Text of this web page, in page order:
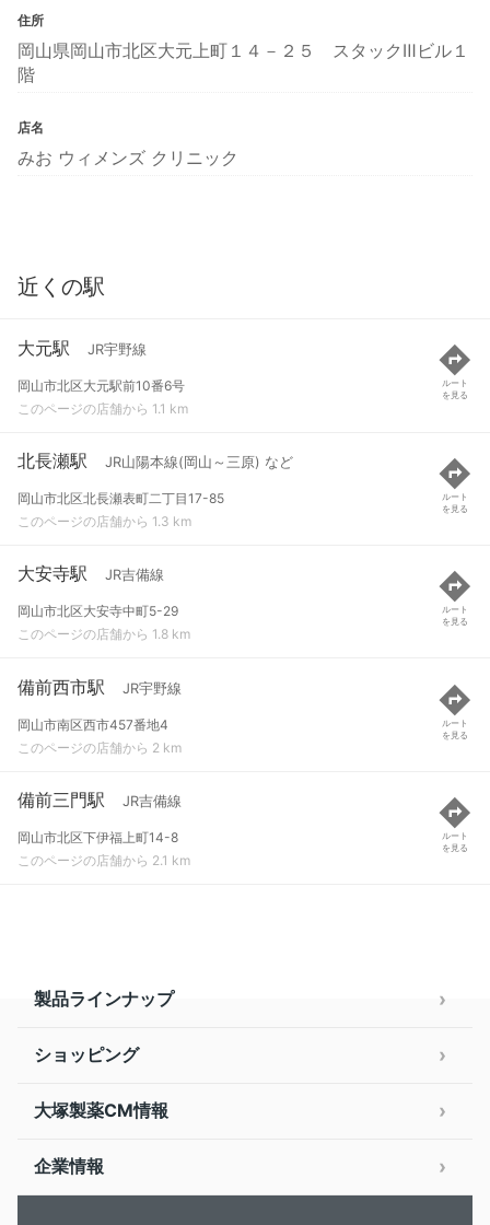
住所
岡山県岡山市北区大元上町１４－２５ スタックⅢビル１
階
店名
みお ウィメンズ クリニック
近くの駅
大元駅 JR宇野線
岡山市北区大元駅前10番6号
このページの店舗から 1.1 km
ルート
を見る
北長瀬駅 JR山陽本線(岡山～三原) など
岡山市北区北長瀬表町二丁目17-85
このページの店舗から 1.3 km
ルート
を見る
大安寺駅 JR吉備線
岡山市北区大安寺中町5-29
このページの店舗から 1.8 km
ルート
を見る
備前西市駅 JR宇野線
岡山市南区西市457番地4
このページの店舗から 2 km
ルート
を見る
備前三門駅 JR吉備線
岡山市北区下伊福上町14-8
このページの店舗から 2.1 km
ルート
を見る
製品ラインナップ
ショッピング
大塚製薬CM情報
企業情報